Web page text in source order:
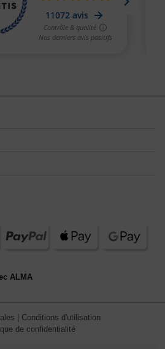
ALMA
Conditions d'utilisation
de confidentialité